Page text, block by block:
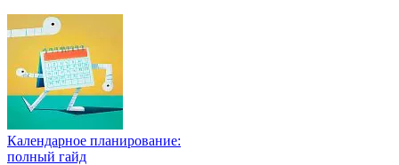
Календарное планирование:
полный гайд